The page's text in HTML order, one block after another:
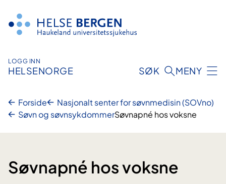
innhald
LOGG INN
HELSENORGE SØK MENY
Forside
Nasjonalt senter for søvnmedisin (SOVno)
Søvn og søvnsykdommerSøvnapné hos voksne
Søvnapné hos voksne